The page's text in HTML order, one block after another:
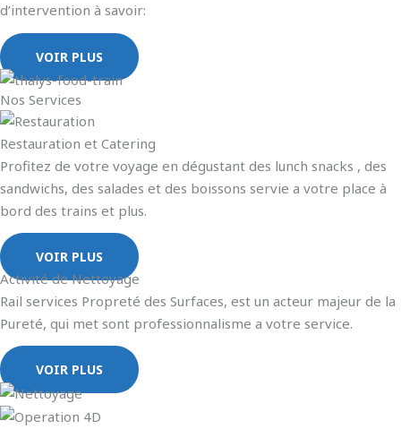
d’intervention à savoir:
VOIR PLUS
Nos Services
Restauration et Catering
Profitez de votre voyage en dégustant des lunch snacks , des
sandwichs, des salades et des boissons servie a votre place à
bord des trains et plus.
VOIR PLUS
Activité de Nettoyage
Rail services Propreté des Surfaces, est un acteur majeur de la
Pureté, qui met sont professionnalisme a votre service.
VOIR PLUS